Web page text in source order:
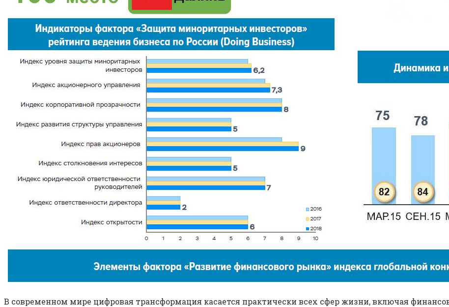
В современном мире цифровая трансформация касается практически всех сфер жизни, включая